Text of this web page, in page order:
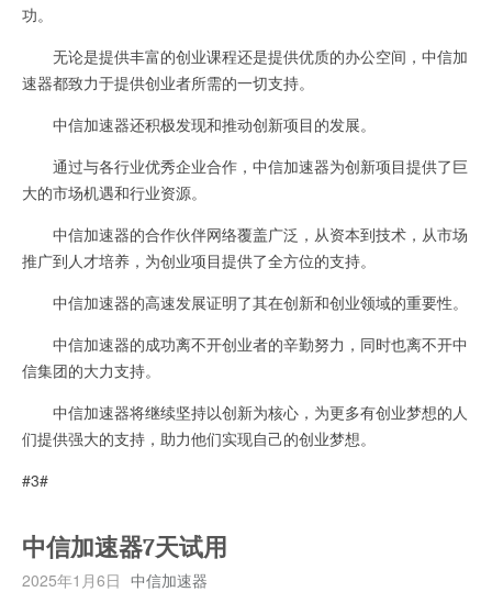
功。
无论是提供丰富的创业课程还是提供优质的办公空间，中信加
速器都致力于提供创业者所需的一切支持。
中信加速器还积极发现和推动创新项目的发展。
通过与各行业优秀企业合作，中信加速器为创新项目提供了巨
大的市场机遇和行业资源。
中信加速器的合作伙伴网络覆盖广泛，从资本到技术，从市场
推广到人才培养，为创业项目提供了全方位的支持。
中信加速器的高速发展证明了其在创新和创业领域的重要性。
中信加速器的成功离不开创业者的辛勤努力，同时也离不开中
信集团的大力支持。
中信加速器将继续坚持以创新为核心，为更多有创业梦想的人
们提供强大的支持，助力他们实现自己的创业梦想。
#3#
中信加速器7天试用
2025年1月6日 中信加速器